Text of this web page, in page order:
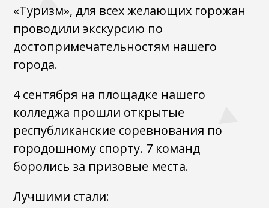
«Туризм», для всех желающих горожан
проводили экскурсию по
достопримечательностям нашего
города.
4 сентября на площадке нашего
колледжа прошли открытые
республиканские соревнования по
городошному спорту. 7 команд
боролись за призовые места.
Лучшими стали: